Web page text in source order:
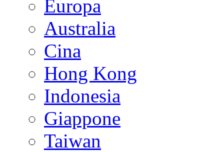
Europa
Australia
Cina
Hong Kong
Indonesia
Giappone
Taiwan